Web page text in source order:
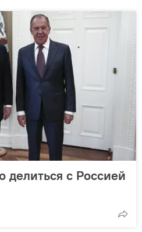
делиться с Россией